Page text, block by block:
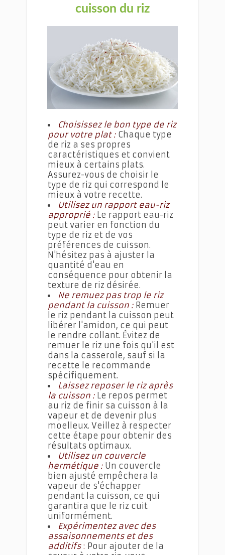
cuisson du riz
Les secrets d'une cuisson du riz réussie
Choisissez le bon type de riz
pour votre plat : Chaque type
de riz a ses propres
caractéristiques et convient
mieux à certains plats.
Assurez-vous de choisir le
type de riz qui correspond le
mieux à votre recette.
Utilisez un rapport eau-riz
approprié :Le rapport eau-riz
peut varier en fonction du
type de riz et de vos
préférences de cuisson.
N'hésitez pas à ajuster la
quantité d'eau en
conséquence pour obtenir la
texture de riz désirée.
Ne remuez pas trop le riz
pendant la cuisson :Remuer
le riz pendant la cuisson peut
libérer l'amidon, ce qui peut
le rendre collant. Évitez de
remuer le riz une fois qu'il est
dans la casserole, sauf si la
recette le recommande
spécifiquement.
Laissez reposer le riz après
la cuisson : Le repos permet
au riz de finir sa cuisson à la
vapeur et de devenir plus
moelleux. Veillez à respecter
cette étape pour obtenir des
résultats optimaux.
Utilisez un couvercle
hermétique : Un couvercle
bien ajusté empêchera la
vapeur de s'échapper
pendant la cuisson, ce qui
garantira que le riz cuit
uniformément.
Expérimentez avec des
assaisonnements et des
additifs: Pour ajouter de la